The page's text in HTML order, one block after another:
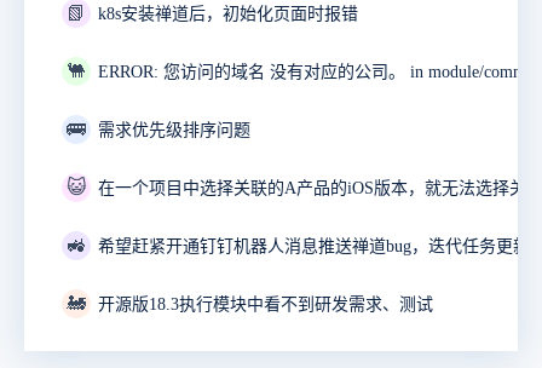
📗 k8s安装禅道后，初始化页面时报错
🐫
🚌 需求优先级排序问题
😺
🚜
🚂 开源版18.3执行模块中看不到研发需求、测试